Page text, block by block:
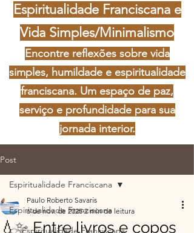
Espiritualidade Franciscana e
Vida Simples/Minimalismo
Encontre reflexões sobre vida
simples, humildade e espiritualidade
franciscana. Um espaço de paz,
serviço e profundidade para sua
jornada interior.
Post
Espiritualidade Franciscana
👉 Espiritualidade Franciscana
Espiritualidade Franciscana
💧✨ Entre livros e copos
Paulo Roberto Savaris
6 de nov. de 2025 2 min de leitura